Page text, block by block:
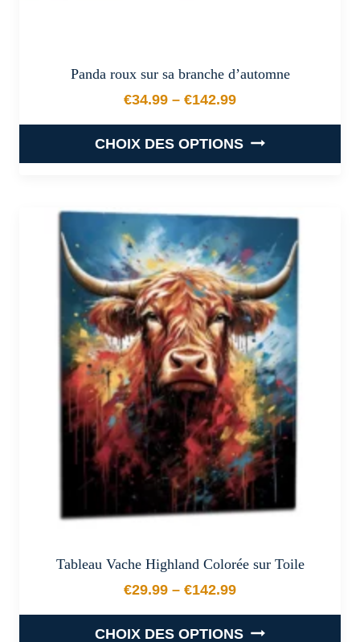
Panda roux sur sa branche d’automne
€34.99 – €142.99
Plage de prix : €34.99 à
CHOIX DES OPTIONS
a
plusieurs
variations.
Les
options
peuvent
être
choisies
sur
la
page
du
produit
Tableau Vache Highland Colorée sur Toile
€29.99 – €142.99
Plage de prix : €29.99 à
CHOIX DES OPTIONS